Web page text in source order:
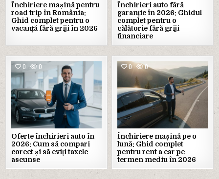
Închiriere mașină pentru
road trip în România:
Ghid complet pentru o
vacanță fără griji în 2026
Închirieri auto fără
garanție în 2026: Ghidul
complet pentru o
călătorie fără griji
financiare
0 0
Oferte închirieri auto în
2026: Cum să compari
corect și să eviți taxele
ascunse
0 0
Închiriere mașină pe o
lună: Ghid complet
pentru rent a car pe
termen mediu în 2026